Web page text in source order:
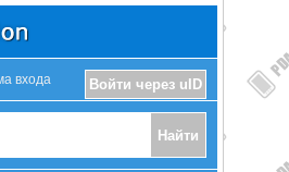
Войти через uID
входа